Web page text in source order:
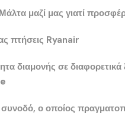
μαζί μας γιατί
πτήσεις Ryanair
διαμονής σε
ο οποίος